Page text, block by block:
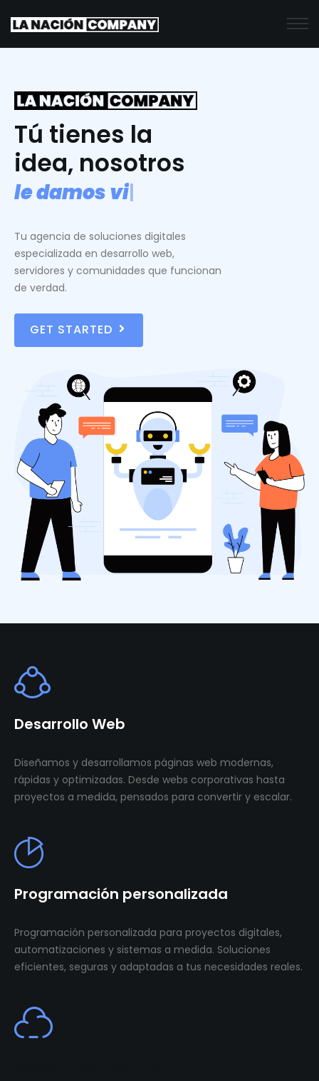
Tú tienes la
idea, nosotros
ledamosvid
Tu agencia de soluciones digitales
especializada en desarrollo web,
servidores y comunidades que funcionan
de verdad.
GET STARTED
Desarrollo Web
Diseñamos y desarrollamos páginas web modernas,
rápidas y optimizadas. Desde webs corporativas hasta
proyectos a medida, pensados para convertir y escalar.
Programación personalizada
Programación personalizada para proyectos digitales,
automatizaciones y sistemas a medida. Soluciones
eficientes, seguras y adaptadas a tus necesidades reales.